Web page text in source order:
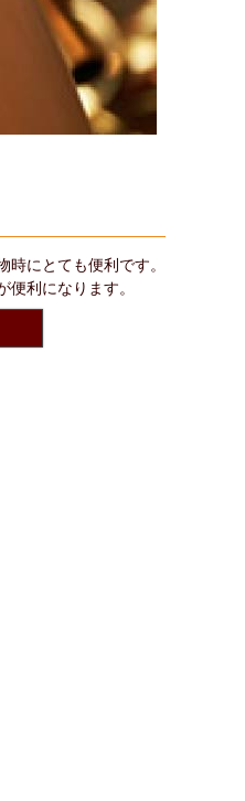
にとても便利です。
利になります。